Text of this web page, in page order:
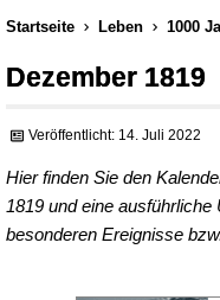
Startseite Leben 1000
Dezember 1819
Veröffentlicht: 14. Juli 2022
Hier finden Sie den
1819 und eine
besonderen Ereignisse